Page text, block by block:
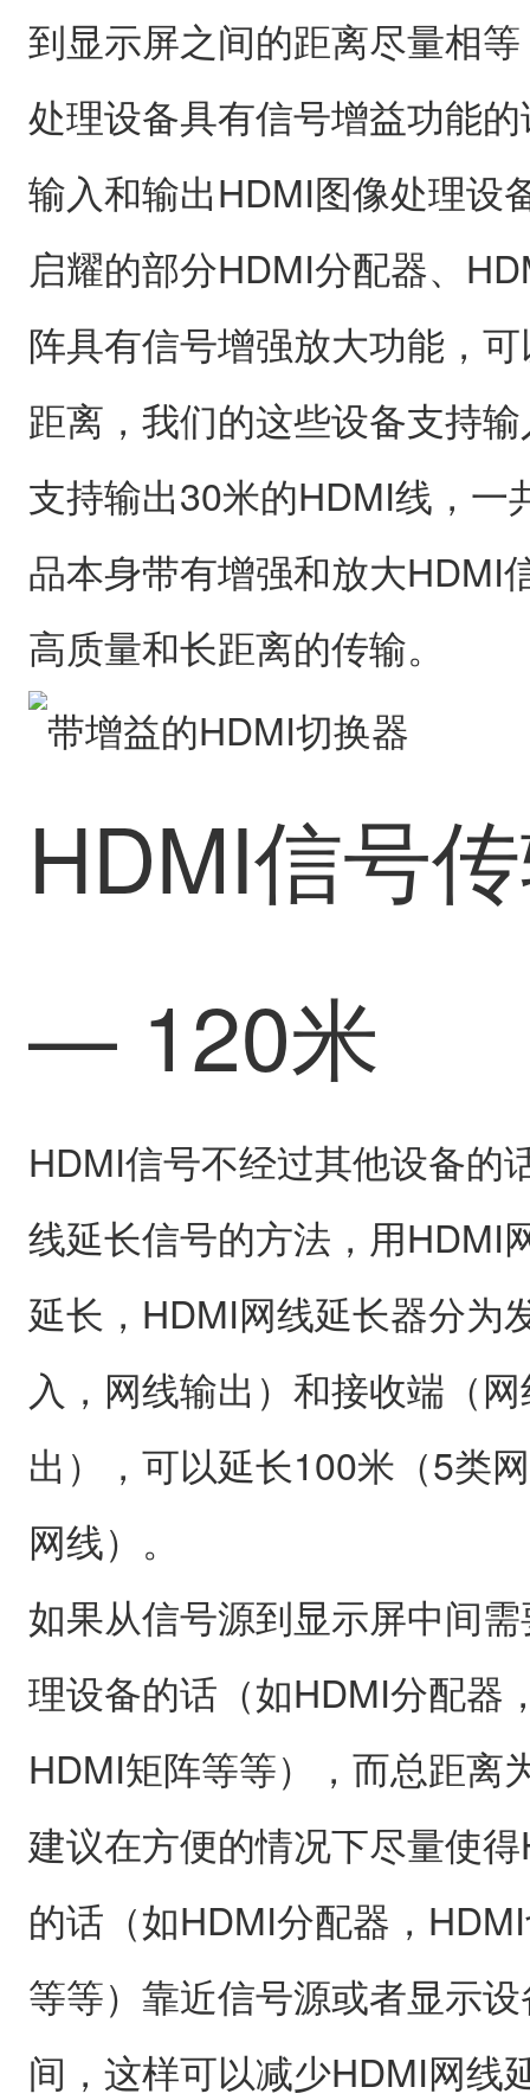
到显示屏之间的距离尽量相
处理设备具有信号增益功能
输入和输出HDMI图像处理设
启耀的部分HDMI分配器、
阵具有信号增强放大功能，
距离，我们的这些设备支持
支持输出30米的HDMI线，一
品本身带有增强和放大HDMI
高质量和长距离的传输。
HDMI信号
— 120米
HDMI信号不经过其他设备的
线延长信号的方法，用HDMI
延长，HDMI网线延长器分为
入，网线输出）和接收端（
出），可以延长100米（5类
网线）。
如果从信号源到显示屏中间
理设备的话（如HDMI分配器
HDMI矩阵等等），而总距离
建议在方便的情况下尽量使
的话（如HDMI分配器，
等等）靠近信号源或者显示
间，这样可以减少HDMI网线